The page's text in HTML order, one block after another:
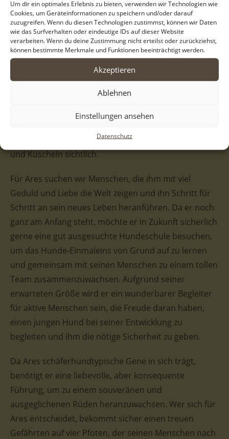
Um dir ein optimales Erlebnis zu bieten, verwenden wir Technologien wie
Cookies, um Geräteinformationen zu speichern und/oder darauf
zuzugreifen. Wenn du diesen Technologien zustimmst, können wir Daten
wie das Surfverhalten oder eindeutige IDs auf dieser Website
verarbeiten. Wenn du deine Zustimmung nicht erteilst oder zurückziehst,
können bestimmte Merkmale und Funktionen beeinträchtigt werden.
Akzeptieren
Ablehnen
Einstellungen ansehen
Datenschutz
typischer Welpe: verspielt, lebensfroh und bereit, die
Welt zu entdecken. Auch optisch ist er ein echter
Hingucker. Mit seinem flauschigen Welpenfell und den
neugierigen, dunklen Knopfaugen verzaubert er jeden
sofort. Da seine Mama eine stolze Schäferhündin ist,
zeigt auch Ares bereits jetzt eine hübsche Zeichnung
und eine aufmerksame Mimik, die seinen klugen
Charakter unterstreicht. In der Pflegestelle zeigt er
Geschwistern und genießt das gemeinsame Toben
und Kuscheln sichtlich.
Für Ares suchen wir Menschen, die ihm mit viel
Geduld und Liebe die Welt zeigen und ihn Schritt für
Schritt an sein neues Leben heranführen. Da er noch
ganz am Anfang steht, möchte er in Zukunft sicherlich
gerne eine gut ausgesuchte Hundeschule besuchen,
um das Hunde-Einmaleins von Grund auf zu lernen
und gemeinsam mit seinen Menschen zu einem tollen
Team zusammenzuwachsen. Aufgrund seiner
erwarteten Größe wird er ein wunderbarer Begleiter
für aktive Menschen sein, die Freude daran haben,
einen jungen Hund bei seiner Entwicklung zu
begleiten und ihm die nötige Sicherheit zu geben.
Da Ares schäferhundtypische Gene in sich trägt,
benötigt er eine liebevolle, aber konsequente
Führung, um zu einem souveränen und
ausgeglichenen Rüden heranzuwachsen. Wer sich für
Ares entscheidet, bekommt sicher einen treuen
Gefährten auf vier Pfoten, der seinen Menschen nach